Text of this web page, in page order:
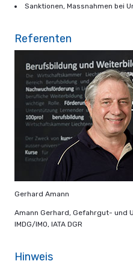
Sanktionen, Massnahmen bei
Referenten
Gerhard Amann
Amann Gerhard, Gefahrgut- und
IMDG/IMO, IATA DGR
Hinweis